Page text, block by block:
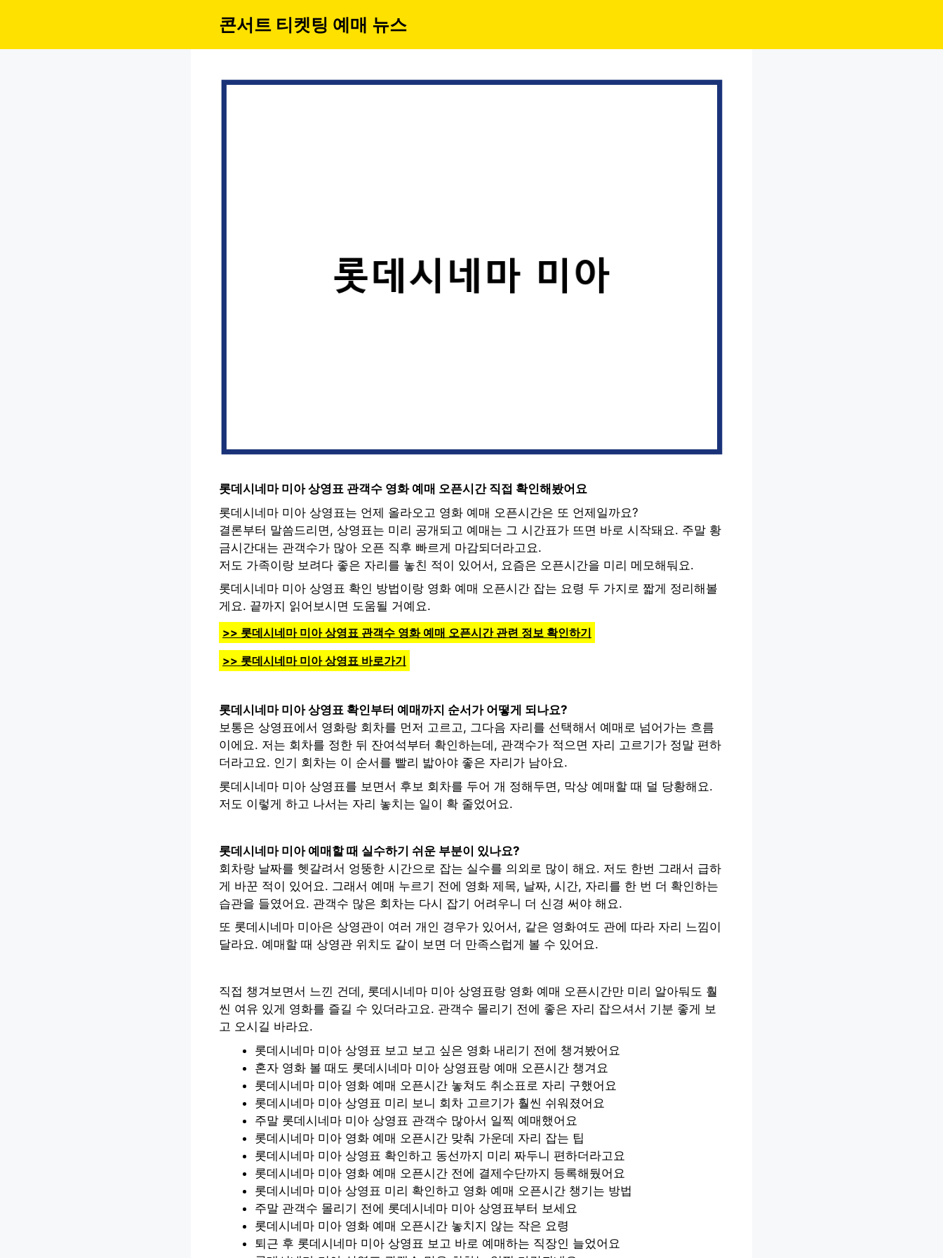
콘서트 티켓팅 예매 뉴스
롯데시네마 미아 상영표 관객수 영화 예매 오픈시간 직접 확인해봤어요
롯데시네마 미아 상영표는 언제 올라오고 영화 예매 오픈시간은 또 언제일까요?
결론부터 말씀드리면, 상영표는 미리 공개되고 예매는 그 시간표가 뜨면 바로 시작돼요. 주말 황
금시간대는 관객수가 많아 오픈 직후 빠르게 마감되더라고요.
저도 가족이랑 보려다 좋은 자리를 놓친 적이 있어서, 요즘은 오픈시간을 미리 메모해둬요.
롯데시네마 미아 상영표 확인 방법이랑 영화 예매 오픈시간 잡는 요령 두 가지로 짧게 정리해볼
게요. 끝까지 읽어보시면 도움될 거예요.
>> 롯데시네마 미아 상영표 관객수 영화 예매 오픈시간 관련 정보 확인하기
>> 롯데시네마 미아 상영표 바로가기
롯데시네마 미아 상영표 확인부터 예매까지 순서가 어떻게 되나요?
보통은 상영표에서 영화랑 회차를 먼저 고르고, 그다음 자리를 선택해서 예매로 넘어가는 흐름
이에요. 저는 회차를 정한 뒤 잔여석부터 확인하는데, 관객수가 적으면 자리 고르기가 정말 편하
더라고요. 인기 회차는 이 순서를 빨리 밟아야 좋은 자리가 남아요.
롯데시네마 미아 상영표를 보면서 후보 회차를 두어 개 정해두면, 막상 예매할 때 덜 당황해요.
저도 이렇게 하고 나서는 자리 놓치는 일이 확 줄었어요.
롯데시네마 미아 예매할 때 실수하기 쉬운 부분이 있나요?
회차랑 날짜를 헷갈려서 엉뚱한 시간으로 잡는 실수를 의외로 많이 해요. 저도 한번 그래서 급하
게 바꾼 적이 있어요. 그래서 예매 누르기 전에 영화 제목, 날짜, 시간, 자리를 한 번 더 확인하는
습관을 들였어요. 관객수 많은 회차는 다시 잡기 어려우니 더 신경 써야 해요.
또 롯데시네마 미아은 상영관이 여러 개인 경우가 있어서, 같은 영화여도 관에 따라 자리 느낌이
달라요. 예매할 때 상영관 위치도 같이 보면 더 만족스럽게 볼 수 있어요.
직접 챙겨보면서 느낀 건데, 롯데시네마 미아 상영표랑 영화 예매 오픈시간만 미리 알아둬도 훨
씬 여유 있게 영화를 즐길 수 있더라고요. 관객수 몰리기 전에 좋은 자리 잡으셔서 기분 좋게 보
고 오시길 바라요.
롯데시네마 미아 상영표 보고 보고 싶은 영화 내리기 전에 챙겨봤어요
혼자 영화 볼 때도 롯데시네마 미아 상영표랑 예매 오픈시간 챙겨요
롯데시네마 미아 영화 예매 오픈시간 놓쳐도 취소표로 자리 구했어요
롯데시네마 미아 상영표 미리 보니 회차 고르기가 훨씬 쉬워졌어요
주말 롯데시네마 미아 상영표 관객수 많아서 일찍 예매했어요
롯데시네마 미아 영화 예매 오픈시간 맞춰 가운데 자리 잡는 팁
롯데시네마 미아 상영표 확인하고 동선까지 미리 짜두니 편하더라고요
롯데시네마 미아 영화 예매 오픈시간 전에 결제수단까지 등록해뒀어요
롯데시네마 미아 상영표 미리 확인하고 영화 예매 오픈시간 챙기는 방법
주말 관객수 몰리기 전에 롯데시네마 미아 상영표부터 보세요
롯데시네마 미아 영화 예매 오픈시간 놓치지 않는 작은 요령
퇴근 후 롯데시네마 미아 상영표 보고 바로 예매하는 직장인 늘었어요